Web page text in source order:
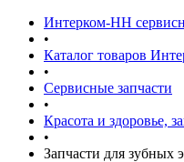
Интерком-НН
•
Каталог товаров
•
Сервисные запчасти
•
Красота и здоровье,
•
Запчасти для зубных